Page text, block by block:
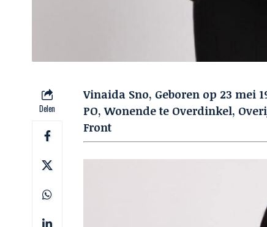
Delen
Vinaida Sno, Geboren op 23 mei
PO, Wonende te Overdinkel,
Front